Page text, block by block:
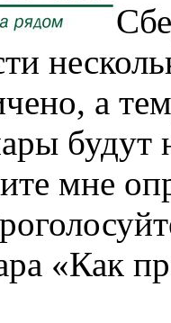
а
будут
мне
«Как